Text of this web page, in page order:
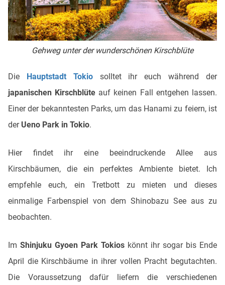
Gehweg unter der wunderschönen Kirschblüte
Die Hauptstadt Tokio
solltet ihr euch während der
japanischen Kirschblüte auf keinen Fall entgehen lassen.
Einer der bekanntesten Parks, um das Hanami zu feiern, ist
der Ueno Park in Tokio.
Hier findet ihr eine beeindruckende Allee aus
Kirschbäumen, die ein perfektes Ambiente bietet. Ich
empfehle euch, ein Tretbott zu mieten und dieses
einmalige Farbenspiel von dem Shinobazu See aus zu
beobachten.
Im Shinjuku Gyoen Park Tokios könnt ihr sogar bis Ende
April die Kirschbäume in ihrer vollen Pracht begutachten.
Die Voraussetzung dafür liefern die verschiedenen